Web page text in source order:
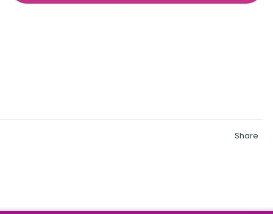
Share